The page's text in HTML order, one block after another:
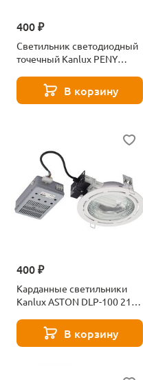
400 ₽
Светильник светодиодный
точечный Kanlux PENY
В корзину
400 ₽
Карданные светильники
Kanlux ASTON DLP-100 218-
В корзину